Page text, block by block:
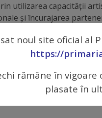
utilizarea capacității
și încurajarea
ceea ce privește
gestionării
2014-2020”/ UE
noul site oficial al
https://
rămâne în
plasate în